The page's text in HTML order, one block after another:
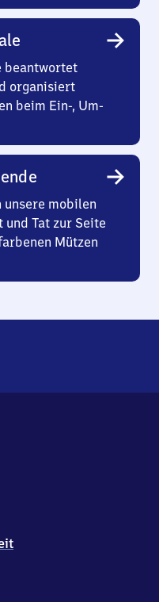
beantwortet
organisiert
beim Ein-, Um-
unsere mobilen
Tat zur Seite
Mützen